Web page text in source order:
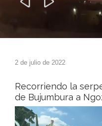
2 de julio de 2022
Recorriendo la
de Bujumbura a
Reproductor
de